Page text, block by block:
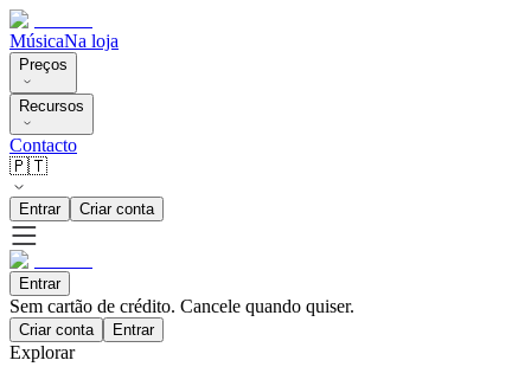
MúsicaNa loja
Preços
Recursos
Contacto
🇵🇹
Entrar Criar conta
Entrar
Sem cartão de crédito. Cancele quando quiser.
Criar conta Entrar
Explorar